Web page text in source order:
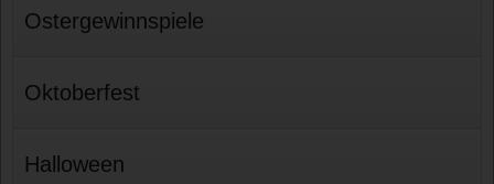
Ostergewinnspiele
Oktoberfest
Halloween